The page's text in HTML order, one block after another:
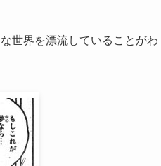
世界を漂流していることがわ